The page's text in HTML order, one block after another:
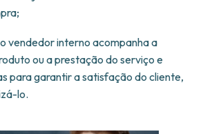
o vendedor interno acompanha a
ou a prestação do serviço e
para garantir a satisfação do cliente,
lo.